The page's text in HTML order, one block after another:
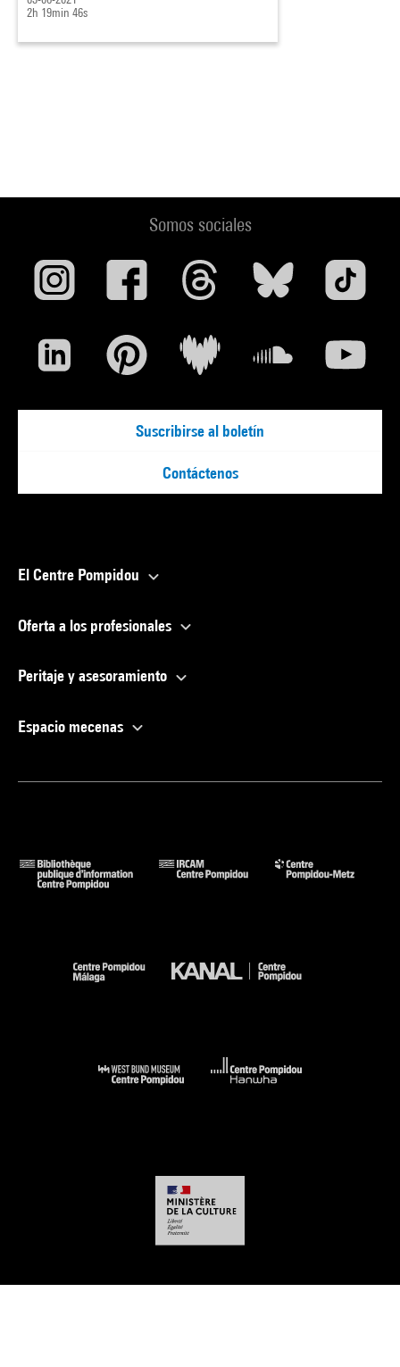
2h 19min 46s
Somos sociales
Suscribirse al boletín
Contáctenos
El Centre Pompidou
Oferta a los profesionales
Peritaje y asesoramiento
Espacio mecenas